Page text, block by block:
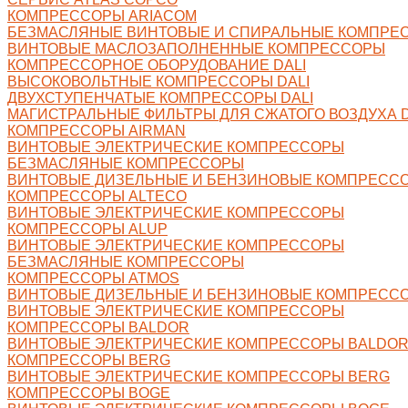
КОМПРЕССОРЫ ARIACOM
БЕЗМАСЛЯНЫЕ ВИНТОВЫЕ И СПИРАЛЬНЫЕ
ВИНТОВЫЕ МАСЛОЗАПОЛНЕННЫЕ КОМПРЕССОРЫ
КОМПРЕССОРНОЕ ОБОРУДОВАНИЕ DALI
ВЫСОКОВОЛЬТНЫЕ КОМПРЕССОРЫ DALI
ДВУХСТУПЕНЧАТЫЕ КОМПРЕССОРЫ DALI
МАГИСТРАЛЬНЫЕ ФИЛЬТРЫ ДЛЯ СЖАТОГО ВОЗДУХА
КОМПРЕССОРЫ AIRMAN
ВИНТОВЫЕ ЭЛЕКТРИЧЕСКИЕ КОМПРЕССОРЫ
БЕЗМАСЛЯНЫЕ КОМПРЕССОРЫ
ВИНТОВЫЕ ДИЗЕЛЬНЫЕ И БЕНЗИНОВЫЕ
КОМПРЕССОРЫ ALTECO
ВИНТОВЫЕ ЭЛЕКТРИЧЕСКИЕ КОМПРЕССОРЫ
КОМПРЕССОРЫ ALUP
ВИНТОВЫЕ ЭЛЕКТРИЧЕСКИЕ КОМПРЕССОРЫ
БЕЗМАСЛЯНЫЕ КОМПРЕССОРЫ
КОМПРЕССОРЫ ATMOS
ВИНТОВЫЕ ДИЗЕЛЬНЫЕ И БЕНЗИНОВЫЕ
ВИНТОВЫЕ ЭЛЕКТРИЧЕСКИЕ КОМПРЕССОРЫ
КОМПРЕССОРЫ BALDOR
ВИНТОВЫЕ ЭЛЕКТРИЧЕСКИЕ КОМПРЕССОРЫ BALDOR
КОМПРЕССОРЫ BERG
ВИНТОВЫЕ ЭЛЕКТРИЧЕСКИЕ КОМПРЕССОРЫ BERG
КОМПРЕССОРЫ BOGE